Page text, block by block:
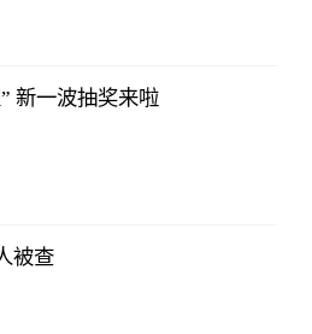
新一波抽奖来啦
被查